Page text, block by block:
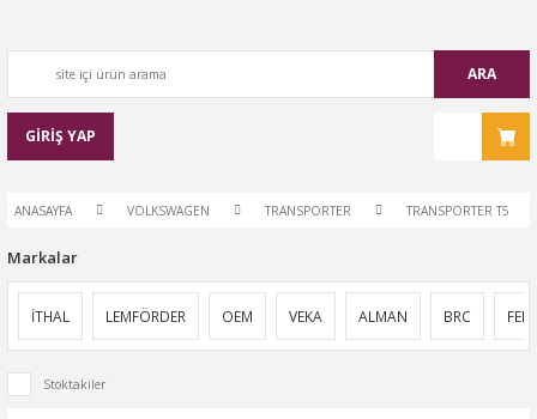
ARA
GİRİŞ YAP
ANASAYFA VOLKSWAGEN TRANSPORTER TRANSPORTER T5
Markalar
İTHAL LEMFÖRDER OEM VEKA ALMAN BRC FEBİ
Stoktakiler